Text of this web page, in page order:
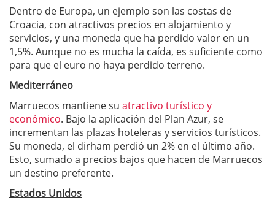
Dentro de Europa, un ejemplo son las costas de
Croacia, con atractivos precios en alojamiento y
servicios, y una moneda que ha perdido valor en un
1,5%. Aunque no es mucha la caída, es suficiente como
para que el euro no haya perdido terreno.
Mediterráneo
Marruecos mantiene su atractivo turístico y
económico. Bajo la aplicación del Plan Azur, se
incrementan las plazas hoteleras y servicios turísticos.
Su moneda, el dirham perdió un 2% en el último año.
Esto, sumado a precios bajos que hacen de Marruecos
un destino preferente.
Estados Unidos